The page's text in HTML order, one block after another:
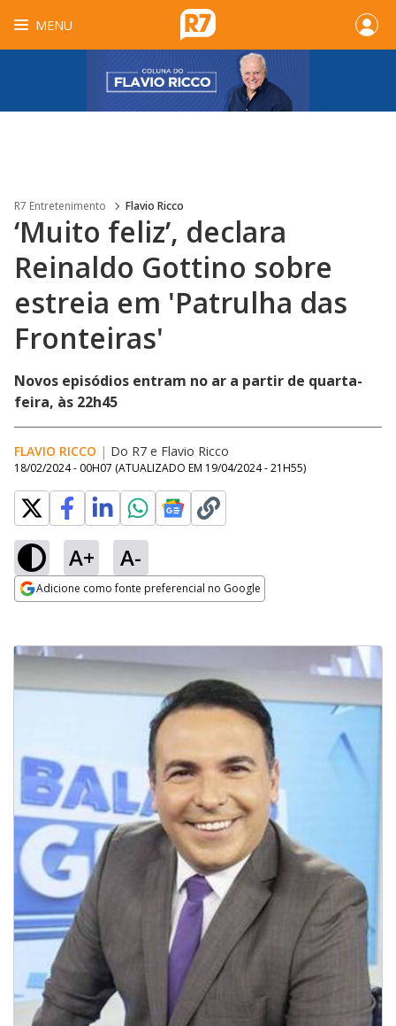
MENU
R7 Entretenimento Flavio Ricco
‘Muito feliz’, declara
Reinaldo Gottino sobre
estreia em 'Patrulha das
Fronteiras'
Novos episódios entram no ar a partir de quarta-
feira, às 22h45
FLAVIO RICCO | Do R7 e Flavio Ricco
18/02/2024 - 00H07 (ATUALIZADO EM 19/04/2024 - 21H55)
A+ A-
Adicione como fonte preferencial no Google